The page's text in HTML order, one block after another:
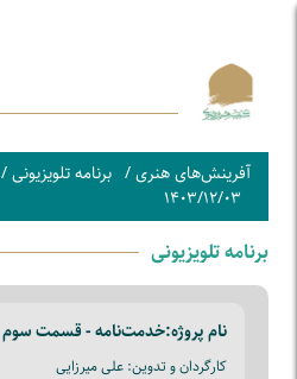
آفرینش‌های هنری/ برنامه تلویزیونی/
۱۴۰۳/۱۲/۰۳
برنامه تلویزیونی
نام پروژه:خدمت‌نامه - قسمت سوم
کارگردان و تدوین: علی میرزایی